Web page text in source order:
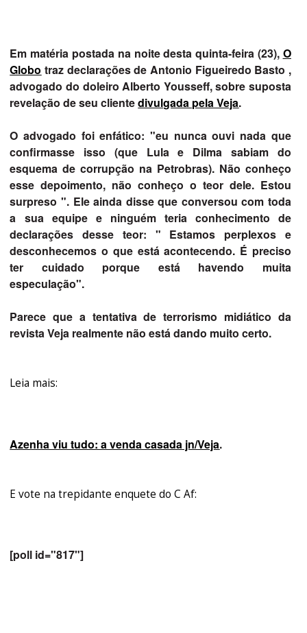
Em matéria postada na noite desta quinta-feira (23), O
Globo traz declarações de Antonio Figueiredo Basto ,
advogado do doleiro Alberto Yousseff, sobre suposta
revelação de seu clientedivulgada pela Veja.
O advogado foi enfático: "eu nunca ouvi nada que
confirmasse isso (que Lula e Dilma sabiam do
esquema de corrupção na Petrobras). Não conheço
esse depoimento, não conheço o teor dele. Estou
surpreso ". Ele ainda disse que conversou com toda
a sua equipe e ninguém teria conhecimento de
declarações desse teor: " Estamos perplexos e
desconhecemos o que está acontecendo. É preciso
ter cuidado porque está havendo muita
especulação".
Parece que a tentativa de terrorismo midiático da
revista Veja realmente não está dando muito certo.
Leia mais:
Azenha viu tudo: a venda casada jn/Veja.
E vote na trepidante enquete do C Af:
[poll id="817"]